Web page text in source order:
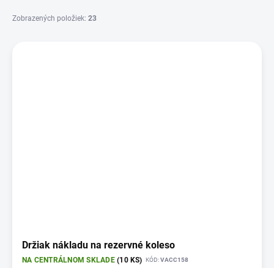
Zobrazených položiek: 23
Držiak nákladu na rezervné koleso
NA CENTRÁLNOM SKLADE(10 KS) KÓD:VACC158